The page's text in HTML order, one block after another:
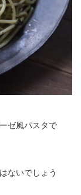
ゼ風パスタで
ないでしょう